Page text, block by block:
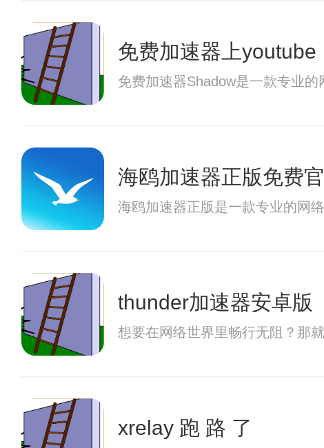
免费加速器上youtube
免费加速器Shadow是一款专业
海鸥加速器正版免费
海鸥加速器正版是一款专业的网
thunder加速器安卓版
想要在网络世界里畅行无阻？那
xrelay 跑 路 了